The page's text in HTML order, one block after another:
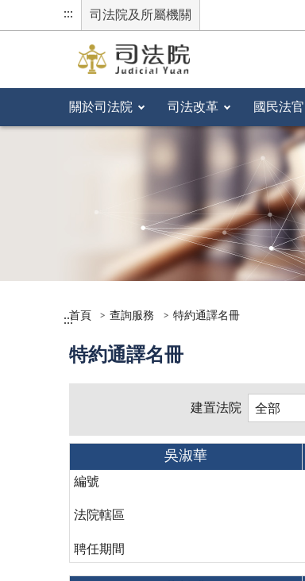
::: 司法院及所屬機關
關於司法院 司法改革 國民法官
:::首頁 查詢服務 特約通譯名冊
特約通譯名冊
建置法院
吳淑華
編號
法院轄區
聘任期間